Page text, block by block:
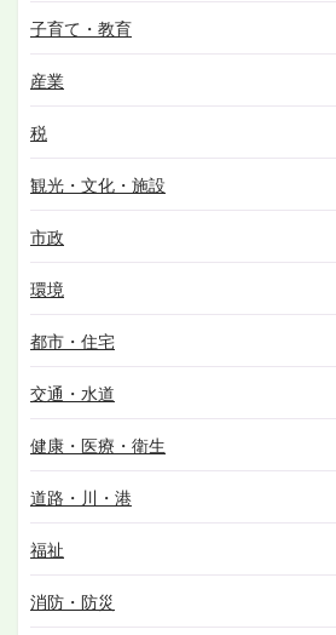
子育て・教育
産業
税
観光・文化・施設
市政
環境
都市・住宅
交通・水道
健康・医療・衛生
道路・川・港
福祉
消防・防災